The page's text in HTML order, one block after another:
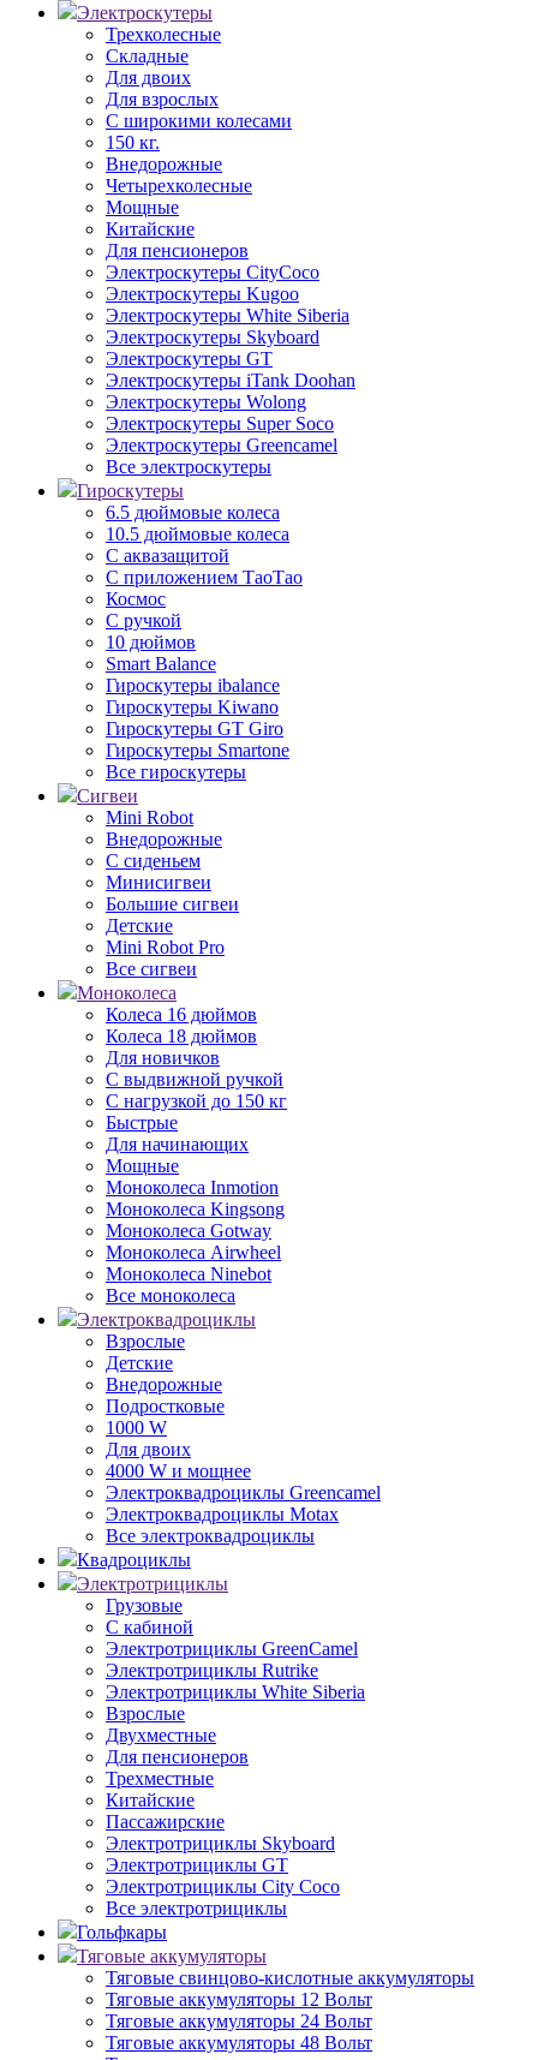
Электроскутеры
Трехколесные
Складные
Для двоих
Для взрослых
С широкими колесами
150 кг.
Внедорожные
Четырехколесные
Мощные
Китайские
Для пенсионеров
Электроскутеры CityCoco
Электроскутеры Kugoo
Электроскутеры White Siberia
Электроскутеры Skyboard
Электроскутеры GT
Электроскутеры iTank Doohan
Электроскутеры Wolong
Электроскутеры Super Soco
Электроскутеры Greencamel
Все электроскутеры
Гироскутеры
6.5 дюймовые колеса
10.5 дюймовые колеса
С аквазащитой
С приложением ТаоТао
Космос
С ручкой
10 дюймов
Smart Balance
Гироскутеры ibalance
Гироскутеры Kiwano
Гироскутеры GT Giro
Гироскутеры Smartone
Все гироскутеры
Сигвеи
Mini Robot
Внедорожные
С сиденьем
Минисигвеи
Большие сигвеи
Детские
Mini Robot Pro
Все сигвеи
Моноколеса
Колеса 16 дюймов
Колеса 18 дюймов
Для новичков
С выдвижной ручкой
С нагрузкой до 150 кг
Быстрые
Для начинающих
Мощные
Моноколеса Inmotion
Моноколеса Kingsong
Моноколеса Gotway
Моноколеса Airwheel
Моноколеса Ninebot
Все моноколеса
Электроквадроциклы
Взрослые
Детские
Внедорожные
Подростковые
1000 W
Для двоих
4000 W и мощнее
Электроквадроциклы Greencamel
Электроквадроциклы Motax
Все электроквадроциклы
Квадроциклы
Электротрициклы
Грузовые
С кабиной
Электротрициклы GreenCamel
Электротрициклы Rutrike
Электротрициклы White Siberia
Взрослые
Двухместные
Для пенсионеров
Трехместные
Китайские
Пассажирские
Электротрициклы Skyboard
Электротрициклы GT
Электротрициклы City Coco
Все электротрициклы
Гольфкары
Тяговые аккумуляторы
Тяговые свинцово-кислотные аккумуляторы
Тяговые аккумуляторы 12 Вольт
Тяговые аккумуляторы 24 Вольт
Тяговые аккумуляторы 48 Вольт